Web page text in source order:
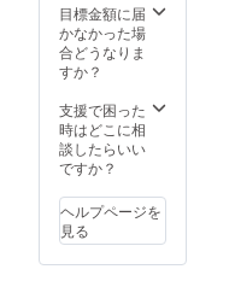
目標金額に届
かなかった場
合どうなりま
すか？
支援で困った
時はどこに相
談したらいい
ですか？
ヘルプページを
見る